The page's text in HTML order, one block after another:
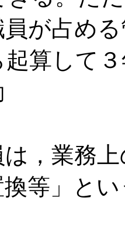
員が占め
起算して
，業務上
換等」と